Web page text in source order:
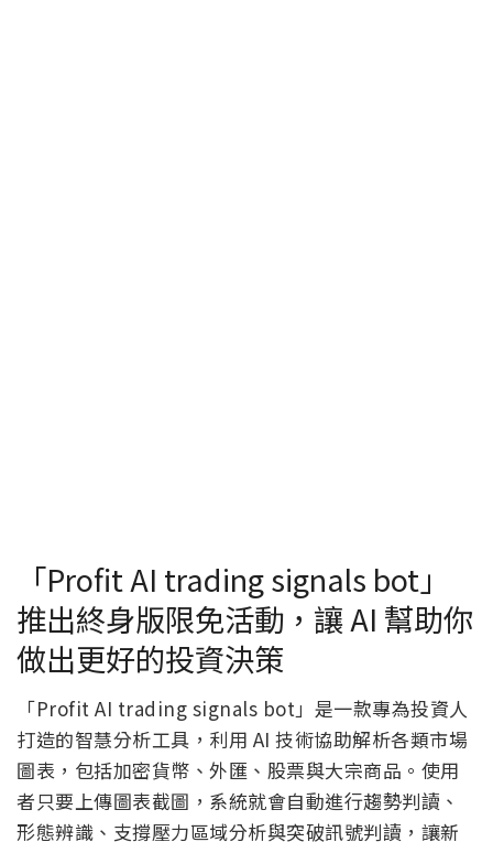
「Profit AI trading signals bot」
推出終身版限免活動，讓 AI 幫助你
做出更好的投資決策
「Profit AI trading signals bot」是一款專為投資人
打造的智慧分析工具，利用 AI 技術協助解析各類市場
圖表，包括加密貨幣、外匯、股票與大宗商品。使用
者只要上傳圖表截圖，系統就會自動進行趨勢判讀、
形態辨識、支撐壓力區域分析與突破訊號判讀，讓新